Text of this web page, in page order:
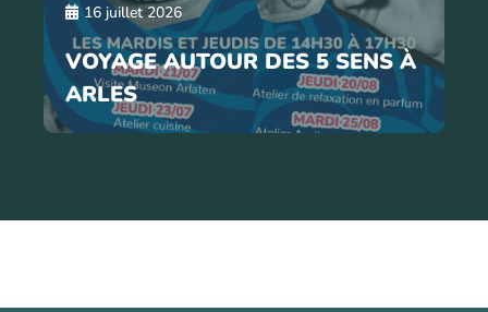
16 juillet 2026
VOYAGE AUTOUR DES 5 SENS À
ARLES